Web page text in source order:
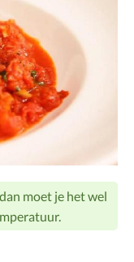
moet je het wel